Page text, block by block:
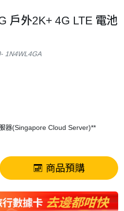
戶外2K+ 4G LTE 電池
1N4WL4GA
器(Singapore Cloud Server)**
商品預購